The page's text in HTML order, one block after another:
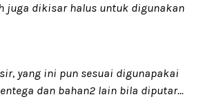
juga dikisar halus untuk digunakan
yang ini pun sesuai digunapakai
dan bahan2 lain bila diputar...